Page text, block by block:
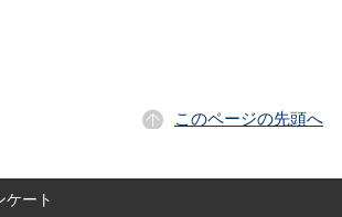
このページの先頭へ
ケート